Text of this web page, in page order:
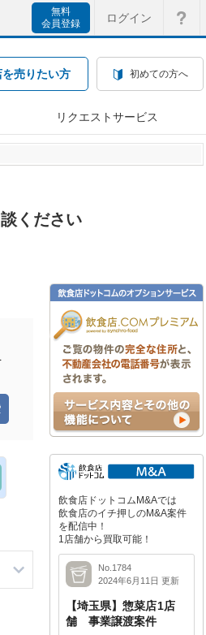
無料
会員登録
ログイン
を売りたい方 初めての方へ
リクエストサービス
ください
飲食店ドットコムM&Aでは
飲食店のイチ押しのM&A案件
を配信中！
1店舗から買取可能！
No.1784
2024年6月11日 更新
【埼玉県】惣菜店1店
舗 事業譲渡案件